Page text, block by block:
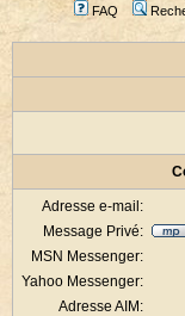
FAQ
Adresse e-mail:
Message Privé:
MSN Messenger:
Yahoo Messenger:
Adresse AIM: